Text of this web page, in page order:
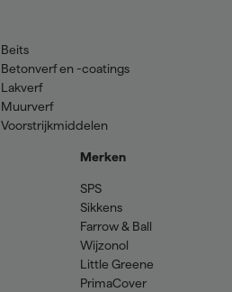
Beits
Betonverf en -coatings
Lakverf
Muurverf
Voorstrijkmiddelen
Merken
SPS
Sikkens
Farrow & Ball
Wijzonol
Little Greene
PrimaCover